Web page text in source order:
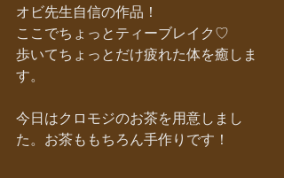
オビ先生自信の作品！
ここでちょっとティーブレイク♡
歩いてちょっとだけ疲れた体を癒しま
す。
今日はクロモジのお茶を用意しまし
た。お茶ももちろん手作りです！